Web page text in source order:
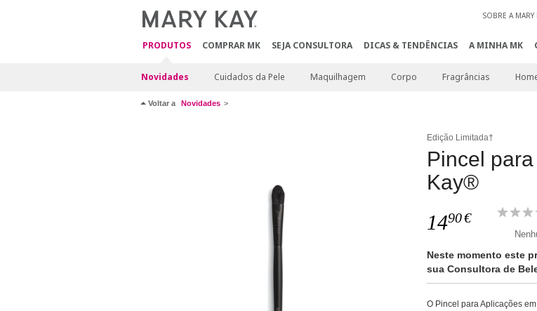
PRODUTOS COMPRAR MK SEJA CONSULTORA DICAS & TENDÊNCIAS A MINHA MK
SOBRE A MARY
Novidades Cuidados da Pele Maquilhagem Corpo Fragrâncias
Voltar a Novidades
Edição Limitada†
Pincel
Kay®
1490€
Neste momento este
sua Consultora de
O Pincel para Aplicações